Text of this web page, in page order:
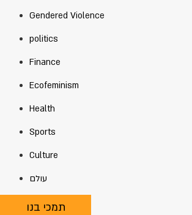
Gendered Violence
politics
Finance
Ecofeminism
Health
Sports
Culture
עולם
תמכי בנו